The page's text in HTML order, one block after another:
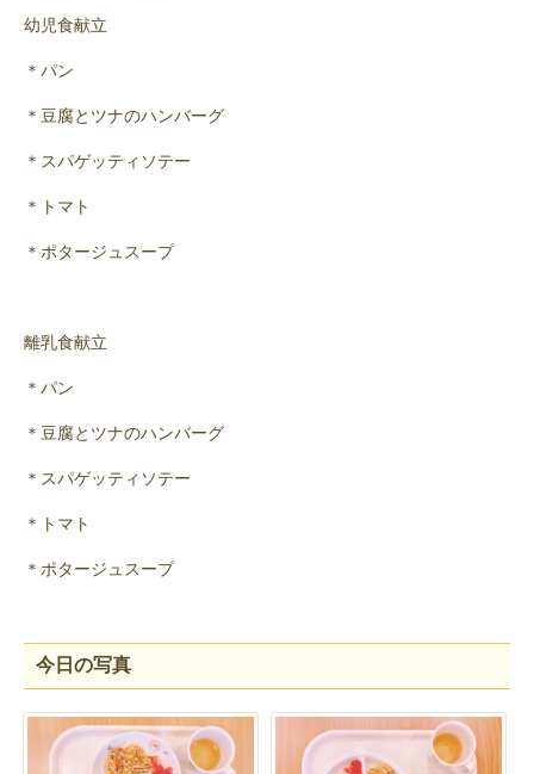
幼児食献立
＊パン
＊豆腐とツナのハンバーグ
＊スパゲッティソテー
＊トマト
＊ポタージュスープ
離乳食献立
＊パン
＊豆腐とツナのハンバーグ
＊スパゲッティソテー
＊トマト
＊ポタージュスープ
今日の写真